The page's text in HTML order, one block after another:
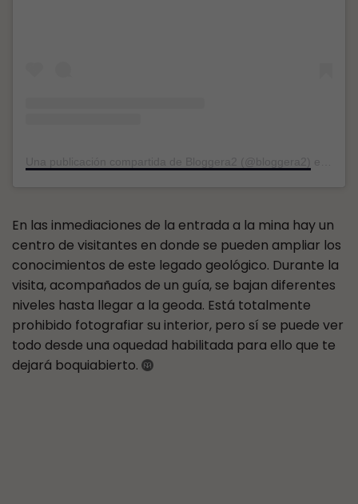
En las inmediaciones de la entrada a la mina hay un
centro de visitantes en donde se pueden ampliar los
conocimientos de este legado geológico. Durante la
visita, acompañados de un guía, se bajan diferentes
niveles hasta llegar a la geoda. Está totalmente
prohibido fotografiar su interior, pero sí se puede ver
todo desde una oquedad habilitada para ello que te
dejará boquiabierto.